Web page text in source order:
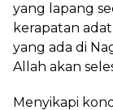
yang lapang
kerapatan
yang ada di
Allah akan
Menyikapi